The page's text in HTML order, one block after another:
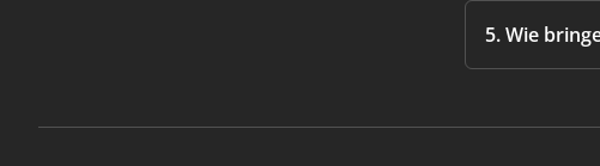
5. Wie